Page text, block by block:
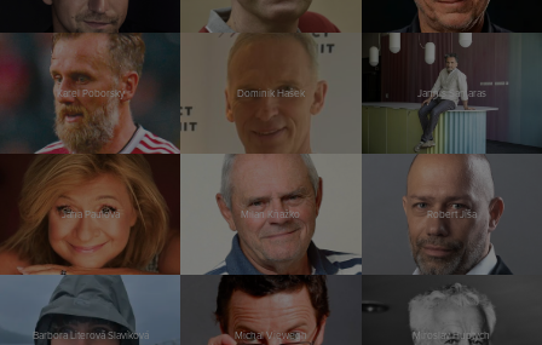
Karel Poborský Dominik Hašek Jannis Samaras
Jana Paulová Milan Kňažko Robert Jíša
Barbora Literová Slavíková Michal Viewegh Miroslav Huptych